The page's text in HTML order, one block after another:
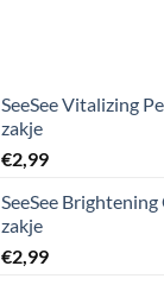
SeeSee Vitalizing
zakje
€2,99
SeeSee
zakje
€2,99